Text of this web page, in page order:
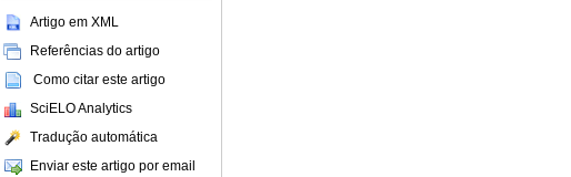
Artigo em XML
Referências do artigo
Como citar este artigo
SciELO Analytics
Tradução automática
Enviar este artigo por email